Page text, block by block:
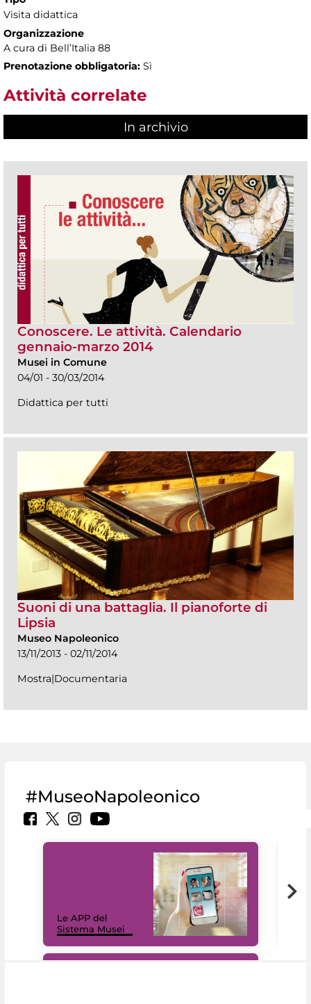
Visita didattica
Organizzazione
A cura di Bell’Italia 88
Prenotazione obbligatoria: Sì
Attività correlate
In archivio
Conoscere. Le attività. Calendario
gennaio-marzo 2014
Musei in Comune
04/01 - 30/03/2014
Didattica per tutti
Suoni di una battaglia. Il pianoforte di
Lipsia
Museo Napoleonico
13/11/2013 - 02/11/2014
Mostra|Documentaria
#MuseoNapoleonico
Le APP del
Sistema Musei